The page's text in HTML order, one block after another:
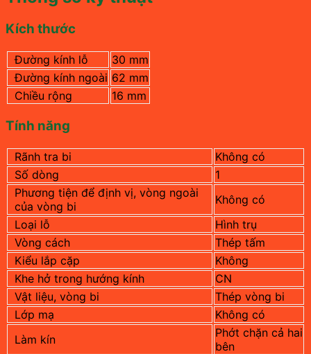
Kích thước
Đường kính lỗ
30 mm
Đường kính ngoài 62 mm
Chiều rộng
16 mm
Tính năng
Rãnh tra bi
Không có
Số dòng
1
Phương tiện để định vị, vòng ngoài
của vòng bi
Không có
Loại lỗ
Hình trụ
Vòng cách
Thép tấm
Kiểu lắp cặp
Không
Khe hở trong hướng kính
CN
Vật liệu, vòng bi
Thép vòng bi
Lớp mạ
Không có
Làm kín
Phớt chặn cả hai
bên